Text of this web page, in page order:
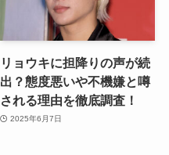
リョウキに担降りの声が続
出？態度悪いや不機嫌と噂
される理由を徹底調査！
2025年6月7日